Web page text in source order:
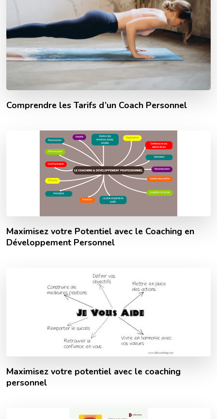
Comprendre les Tarifs d’un Coach Personnel
Maximisez votre Potentiel avec le Coaching en
Développement Personnel
Maximisez votre potentiel avec le coaching
personnel